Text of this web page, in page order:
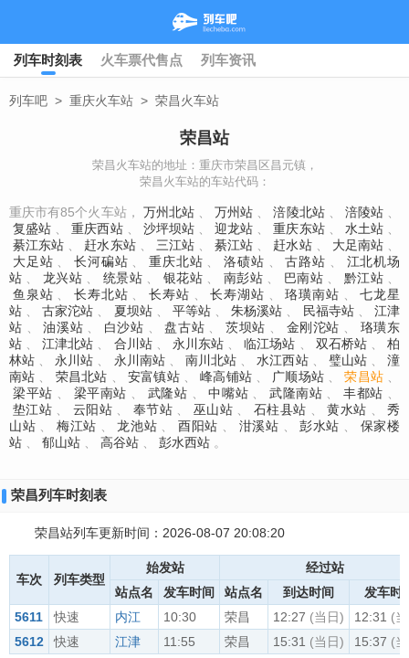
列车时刻表 火车票代售点 列车资讯
列车吧 > 重庆火车站 > 荣昌火车站
荣昌站
荣昌火车站的地址：重庆市荣昌区昌元镇，
荣昌火车站的车站代码：
重庆市有85个火车站， 万州北站 万州站 涪陵北站 涪陵站
复盛站
重庆西站 沙坪坝站 迎龙站 重庆东站 水土站
綦江东站
赶水东站 三江站 綦江站 赶水站 大足南站
大足站
长河碥站 重庆北站 洛碛站 古路站
江北机场
站
龙兴站 统景站 银花站 南彭站 巴南站 黔江站
鱼泉站
长寿北站 长寿站 长寿湖站 珞璜南站
七龙星
站
古家沱站 夏坝站 平等站 朱杨溪站 民福寺站
江津
站
油溪站 白沙站 盘古站 茨坝站 金刚沱站
珞璜东
站
江津北站 合川站 永川东站 临江场站 双石桥站
柏
林站
永川站 永川南站 南川北站 水江西站 璧山站
潼
南站
荣昌北站 安富镇站 峰高铺站 广顺场站 荣昌站
梁平站
梁平南站 武隆站 中嘴站 武隆南站 丰都站
垫江站
云阳站 奉节站 巫山站 石柱县站 黄水站
秀
山站
梅江站 龙池站 酉阳站 泔溪站 彭水站
保家楼
站
郁山站 高谷站 彭水西站 。
荣昌列车时刻表
荣昌站列车更新时间：2026-08-07 20:08:20
车次 列车类型
始发站
经过站
站点名
发车时间 站点名 到达时间
发车时
5611
快速 内江 10:30 荣昌 12:27 (当日) 12:31 (
5612
快速 江津 11:55 荣昌 15:31 (当日) 15:37 (